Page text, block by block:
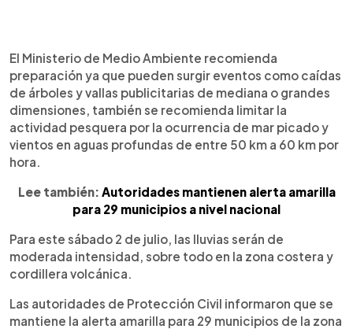
El Ministerio de Medio Ambiente recomienda
preparación ya que pueden surgir eventos como caídas
de árboles y vallas publicitarias de mediana o grandes
dimensiones, también se recomienda limitar la
actividad pesquera por la ocurrencia de mar picado y
vientos en aguas profundas de entre 50 km a 60 km por
hora.
Lee también: Autoridades mantienen alerta amarilla
para 29 municipios a nivel nacional
Para este sábado 2 de julio, las lluvias serán de
moderada intensidad, sobre todo en la zona costera y
cordillera volcánica.
Las autoridades de Protección Civil informaron que se
mantiene la alerta amarilla para 29 municipios de la zona